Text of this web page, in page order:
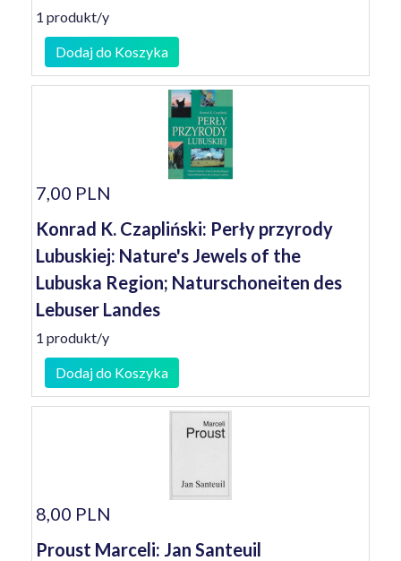
1 produkt/y
Dodaj do Koszyka
7,00 PLN
Konrad K. Czapliński: Perły przyrody
Lubuskiej: Nature's Jewels of the
Lubuska Region; Naturschoneiten des
Lebuser Landes
1 produkt/y
Dodaj do Koszyka
8,00 PLN
Proust Marceli: Jan Santeuil